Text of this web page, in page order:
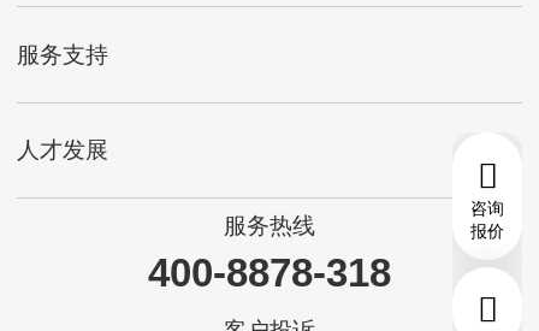
服务支持
人才发展
服务热线
400-8878-318
咨询
报价